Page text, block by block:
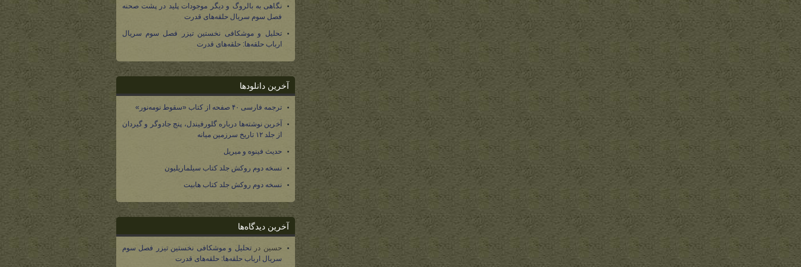
نگاهی به بالروگ و دیگر موجودات پلید در پشت صحنه
فصل سوم سریال حلقه‌های قدرت
تحلیل و موشکافی نخستین تیزر فصل سوم سریال
ارباب حلقه‌ها: حلقه‌های قدرت
آخرین دانلودها
ترجمه فارسی ۴۰ صفحه از کتاب «سقوط نومه‌نور»
آخرین نوشته‌ها درباره گلورفیندل، پنج جادوگر و گیردان
از جلد ۱۲ تاریخ سرزمین میانه
حدیث فینوه و میریل
نسخه دوم روکش جلد کتاب سیلماریلیون
نسخه دوم روکش جلد کتاب هابیت
آخرین دیدگاه‌ها
حسین درتحلیل و موشکافی نخستین تیزر فصل سوم
سریال ارباب حلقه‌ها: حلقه‌های قدرت